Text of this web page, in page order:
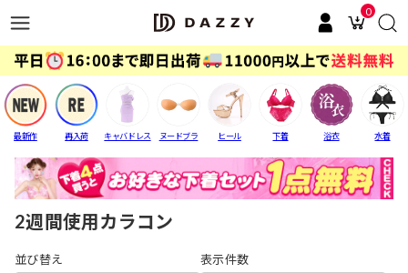
0
最新作 再入荷 キャバドレス ヌードブラ ヒール 下着 浴衣 水着
2週間使用カラコン
並び替え 表示件数